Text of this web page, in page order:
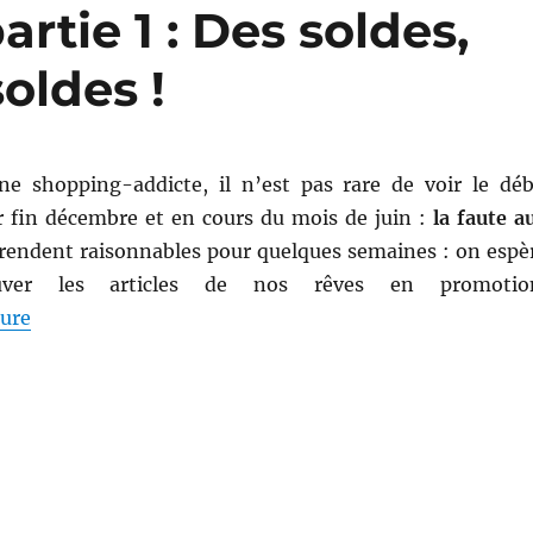
1 : Des soldes,
!
shopping-addicte, il n’est pas rare de voir le
fin décembre et en cours du mois de juin : la faute
raisonnables pour quelques semaines : on
les articles de nos rêves en
de « Shopping # 146, partie 1 : Des soldes, des